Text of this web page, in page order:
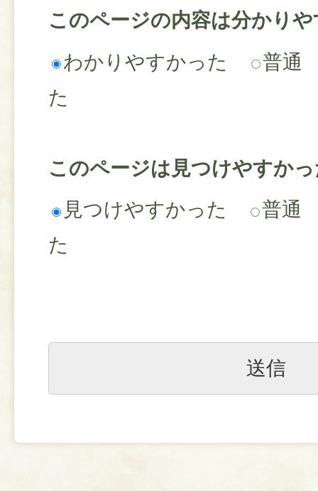
このページの内容は分かり
わかりやすかった
普通
た
このページは見つけやすか
見つけやすかった
普通
た